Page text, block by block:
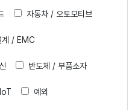
자동차 / 오토모티브
계 / EMC
반도체 / 부품소자
예외